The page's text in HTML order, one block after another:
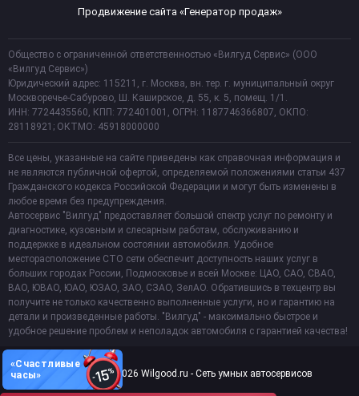
Продвижение сайта «Генератор продаж»
Общество с ограниченной ответственностью «Вилгуд Сервис» (ООО
«Вилгуд Сервис»)
Юридический адрес: 115211, г. Москва, вн. тер. г. муниципальный округ
Москворечье-Сабурово, Ш. Каширское, д. 55, к. 5, помещ. 1/1.
ИНН: 7724435560, КПП: 772401001, ОГРН: 1187746366807, ОКПО:
28118921; ОКТМО: 45918000000
Все цены, указанные на сайте приведены как справочная информация и
не являются публичной офертой, определяемой положениями статьи 437
Гражданского кодекса Российской Федерации и могут быть изменены в
любое время без предупреждения.
Автосервис "Вилгуд" предоставляет большой спектр услуг по ремонту и
диагностике, кузовным и слесарным работам, обслуживанию и
поддержке в идеальном состоянии автомобиля. Удобное
месторасположение СТО сети обеспечит доступность наших услуг в
больших городах России, Подмосковье и всей Москве: ЦАО, САО, СВАО,
ВАО, ЮВАО, ЮАО, ЮЗАО, ЗАО, СЗАО, ЗелАО. Обратившись в техцентр вы
получите не только качественно выполненные услуги, но и гарантию на
детали и произведенные работы. "Вилгуд" - максимально быстрое и
удобное решение проблем и неполадок автомобиля с гарантией качества!
Copyright 2011-2026 Wilgood.ru - Сеть умных автосервисов
«Счастливые
часы»